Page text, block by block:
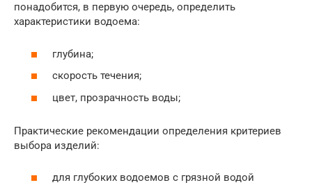
понадобится, в первую очередь, определить
характеристики водоема:
глубина;
скорость течения;
цвет, прозрачность воды;
Практические рекомендации определения критериев
выбора изделий:
для глубоких водоемов с грязной водой